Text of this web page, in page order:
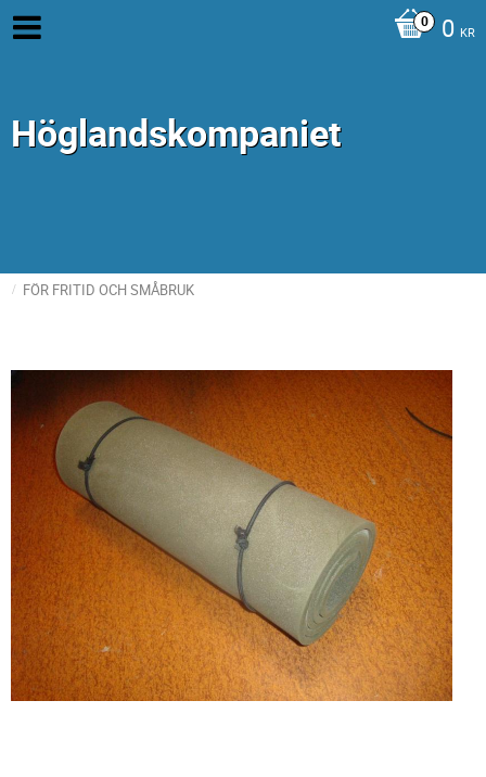
0 KR
Höglandskompaniet
FÖR FRITID OCH SMÅBRUK